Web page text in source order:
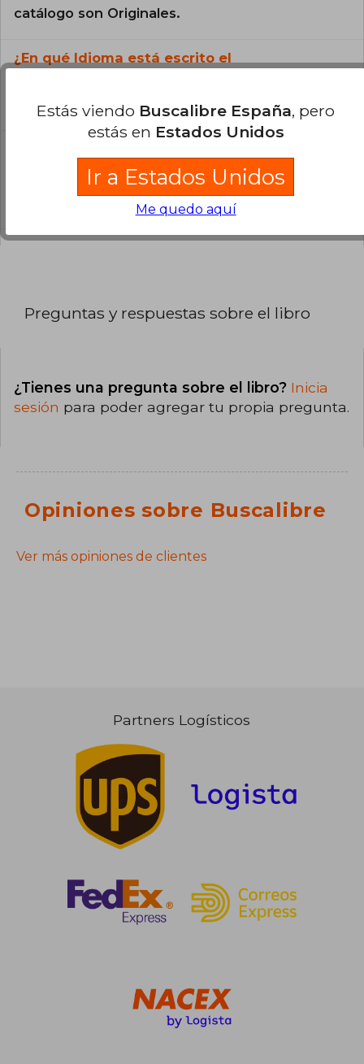
catálogo son Originales.
¿En qué Idioma está escrito el
El libro está escrito en Inglés.
¿Cuál es la encuadernación de este libro?
La encuadernación de esta edición es Tapa
Preguntas y respuestas sobre el libro
¿Tienes una pregunta sobre el libro? Inicia
sesión para poder agregar tu propia pregunta.
Opiniones sobre Buscalibre
Ver más opiniones de clientes
Partners Logísticos
Estás viendo Buscalibre España, pero
estás en Estados Unidos
Ir a Estados Unidos
Me quedo aquí